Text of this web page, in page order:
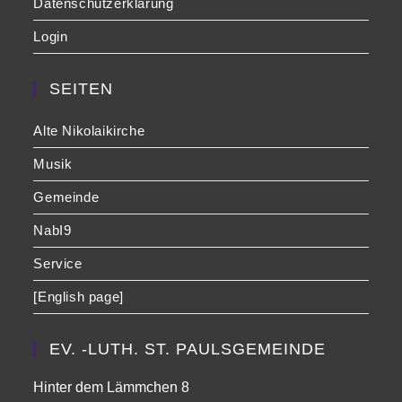
Datenschutzerklärung
Login
SEITEN
Alte Nikolaikirche
Musik
Gemeinde
NabI9
Service
[English page]
EV. -LUTH. ST. PAULSGEMEINDE
Hinter dem Lämmchen 8